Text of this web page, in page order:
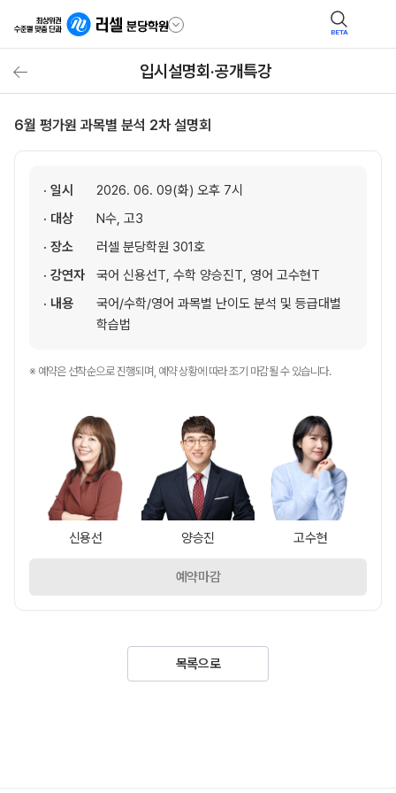
BETA
입시설명회·공개특강
6월 평가원 과목별 분석 2차 설명회
· 일시
2026. 06. 09(화) 오후 7시
· 대상
N수, 고3
· 장소
러셀 분당학원 301호
· 강연자
국어 신용선T, 수학 양승진T, 영어 고수현T
· 내용
국어/수학/영어 과목별 난이도 분석 및 등급대별
학습법
※ 예약은 선착순으로 진행되며, 예약 상황에 따라 조기 마감될 수 있습니다.
신용선 양승진 고수현
예약마감
목록으로